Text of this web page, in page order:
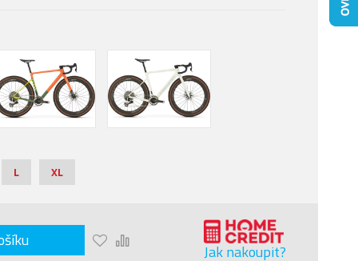
L XL
Jak nakoupit?